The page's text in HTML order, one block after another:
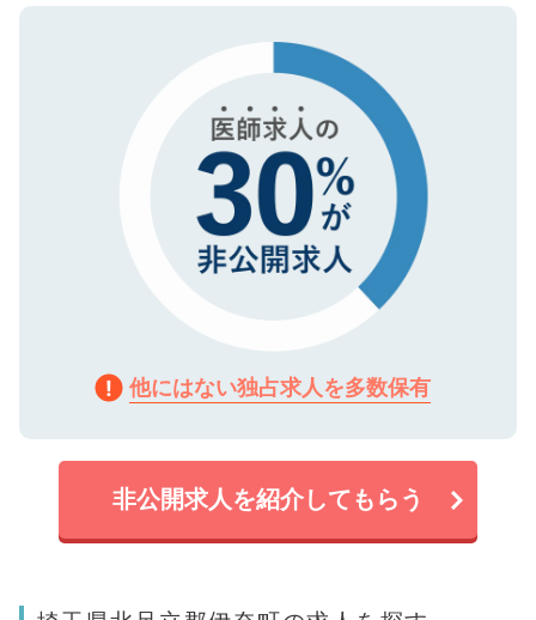
で、機密保持に関してもご安心ください。
ので、まずはご登録ください。
他にはない独占求人を多数保有
非公開求人を紹介してもらう